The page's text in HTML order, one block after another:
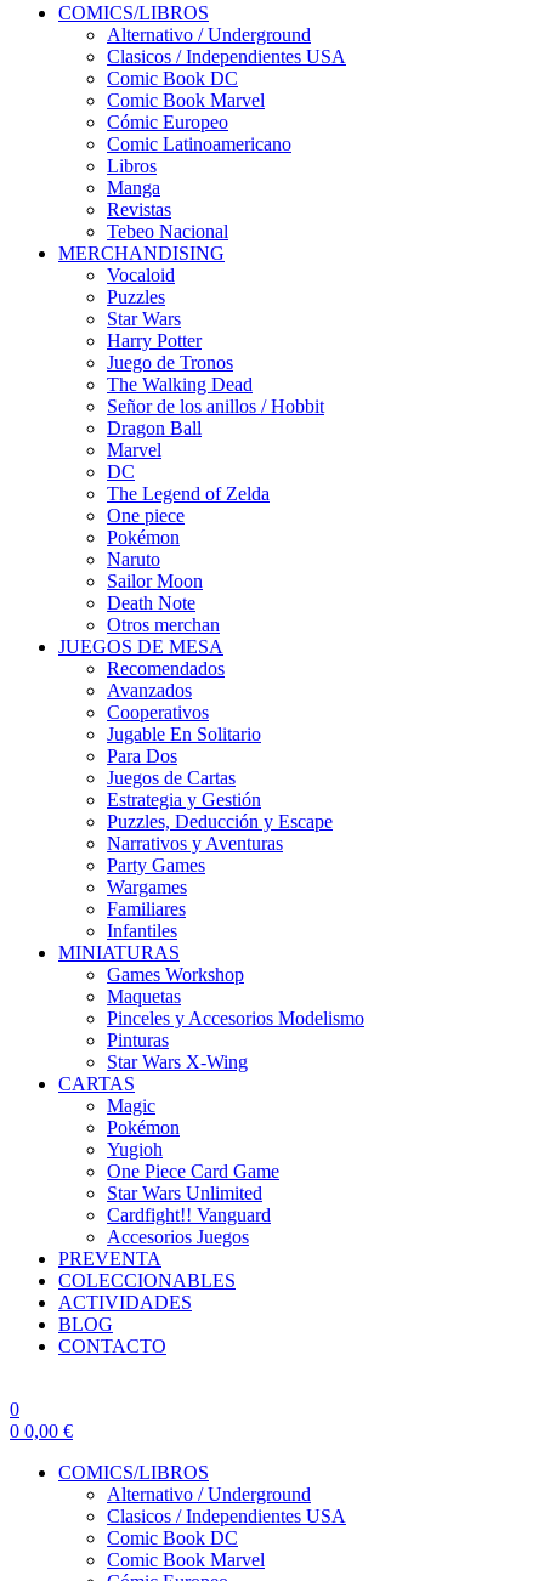
COMICS/LIBROS
Alternativo / Underground
Clasicos / Independientes USA
Comic Book DC
Comic Book Marvel
Cómic Europeo
Comic Latinoamericano
Libros
Manga
Revistas
Tebeo Nacional
MERCHANDISING
Vocaloid
Puzzles
Star Wars
Harry Potter
Juego de Tronos
The Walking Dead
Señor de los anillos / Hobbit
Dragon Ball
Marvel
DC
The Legend of Zelda
One piece
Pokémon
Naruto
Sailor Moon
Death Note
Otros merchan
JUEGOS DE MESA
Recomendados
Avanzados
Cooperativos
Jugable En Solitario
Para Dos
Juegos de Cartas
Estrategia y Gestión
Puzzles, Deducción y Escape
Narrativos y Aventuras
Party Games
Wargames
Familiares
Infantiles
MINIATURAS
Games Workshop
Maquetas
Pinceles y Accesorios Modelismo
Pinturas
Star Wars X-Wing
CARTAS
Magic
Pokémon
Yugioh
One Piece Card Game
Star Wars Unlimited
Cardfight!! Vanguard
Accesorios Juegos
PREVENTA
COLECCIONABLES
ACTIVIDADES
BLOG
CONTACTO
0
0 0,00 €
COMICS/LIBROS
Alternativo / Underground
Clasicos / Independientes USA
Comic Book DC
Comic Book Marvel